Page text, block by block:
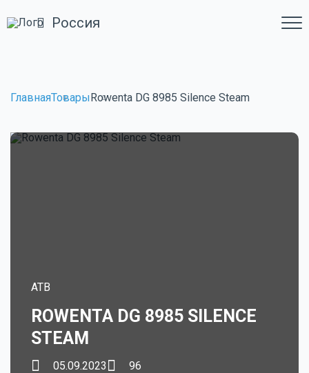
Россия
ГлавнаяТоварыRowenta DG 8985 Silence Steam
ATB
ROWENTA DG 8985 SILENCE
STEAM
05.09.2023 96